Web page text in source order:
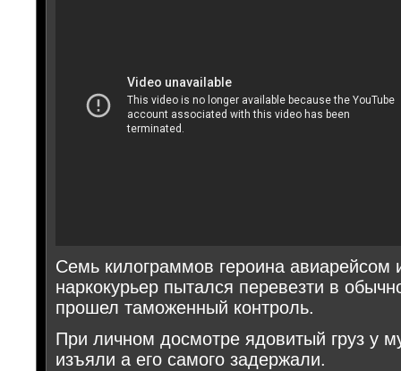
Семь килограммов героина авиарейсом
наркокурьер пытался перевезти в
прошел таможенный контроль.
При личном досмотре ядовитый груз у
изъяли а его самого задержали.